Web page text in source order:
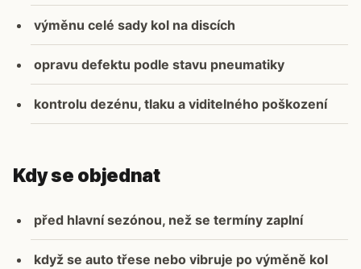
výměnu celé sady kol na discích
opravu defektu podle stavu pneumatiky
kontrolu dezénu, tlaku a viditelného poškození
Kdy se objednat
před hlavní sezónou, než se termíny zaplní
když se auto třese nebo vibruje po výměně kol